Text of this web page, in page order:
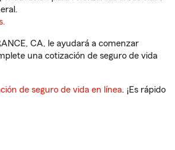
CA, le ayudará a comenzar
una cotización de seguro de vida
de seguro de vida en línea. ¡Es rápido